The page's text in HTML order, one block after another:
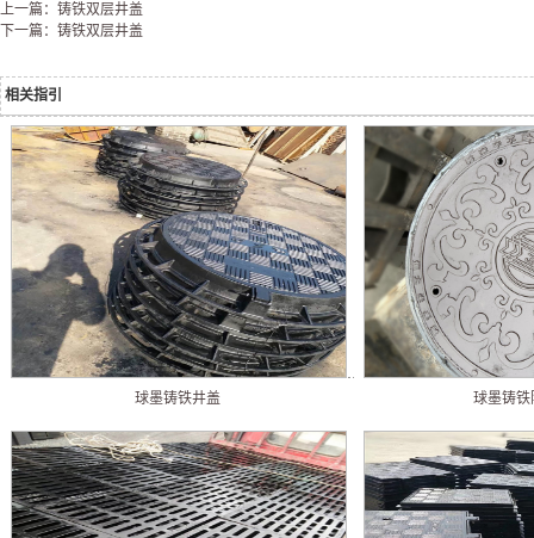
上一篇：铸铁双层井盖
下一篇：铸铁双层井盖
相关指引
球墨铸铁井盖 球墨铸铁